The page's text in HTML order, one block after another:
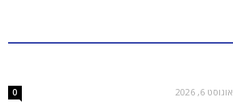
אוגוסט 6, 2026 0